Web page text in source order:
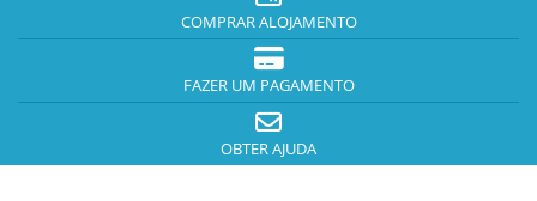
COMPRAR ALOJAMENTO
FAZER UM PAGAMENTO
OBTER AJUDA